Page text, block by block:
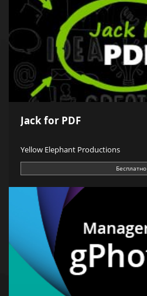
Jack for PDF
Yellow Elephant Productions
Бесплатно